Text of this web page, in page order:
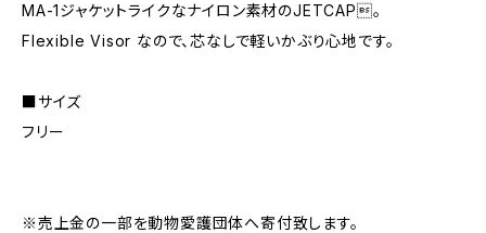
MA-1ジャケットライクなナイロン素材のJETCAP。
Flexible Visor なので、芯なしで軽いかぶり心地です。
■サイズ
フリー
※売上金の一部を動物愛護団体へ寄付致します。